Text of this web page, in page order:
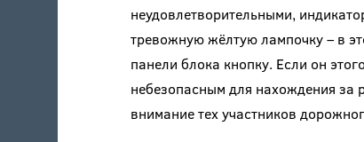
неудовлетворительными,
тревожную жёлтую лампочку – в
панели блока кнопку. Если он
небезопасным для нахождения за
внимание тех участников